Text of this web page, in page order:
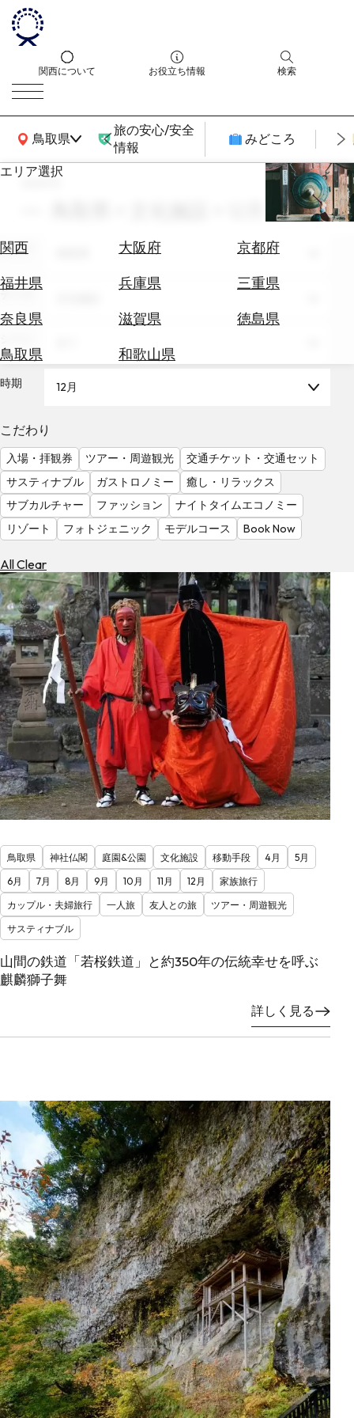
関西について お役立ち情報 検索
鳥取県
関西広域MAP
旅の安心/安全
情報
みどころ
エリア選択
関西 大阪府
京都府
福井県
兵庫県
三重県
奈良県
滋賀県
徳島県
鳥取県
和歌山県
エ
券
テ
を
調
べ
る
天
気
を
見
る
search
エリア
テーマ
時期 12月
こだわり
入場・拝観券 ツアー・周遊観光
交通チケット・交通セット
サスティナブル
ガストロノミー
癒し・リラックス
サブカルチャー
ファッション
ナイトタイムエコノミー
リゾート
フォトジェニック モデルコース Book Now
All Clear
鳥取県 神社仏閣 庭園&公園 文化施設 移動手段 4月
5月
6月
7月 8月 9月 10月 11月 12月
家族旅行
カップル・夫婦旅行
一人旅 友人との旅
ツアー・周遊観光
サスティナブル
山間の鉄道「若桜鉄道」と約350年の伝統幸せを呼ぶ
麒麟獅子舞
詳しく見る